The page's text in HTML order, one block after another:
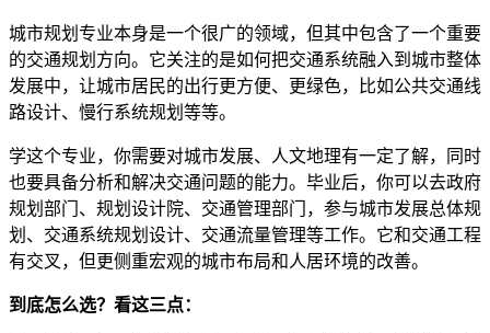
城市规划专业本身是一个很广的领域，但其中包含了一个重要
的交通规划方向。它关注的是如何把交通系统融入到城市整体
发展中，让城市居民的出行更方便、更绿色，比如公共交通线
路设计、慢行系统规划等等。
学这个专业，你需要对城市发展、人文地理有一定了解，同时
也要具备分析和解决交通问题的能力。毕业后，你可以去政府
规划部门、规划设计院、交通管理部门，参与城市发展总体规
划、交通系统规划设计、交通流量管理等工作。它和交通工程
有交叉，但更侧重宏观的城市布局和人居环境的改善。
到底怎么选？看这三点：